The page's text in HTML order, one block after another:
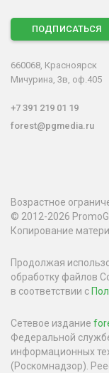
ПОДПИСАТЬСЯ
660068, Красноярск
Мичурина, 3в, оф.405
+7 391 219 01 19
forest@pgmedia.ru
Возрастное
© 2012-2026
Копирование
Продолжая
обработку файлов
в соответствии с
Сетевое издание
Федеральной
информационных
(Роскомнадзор).